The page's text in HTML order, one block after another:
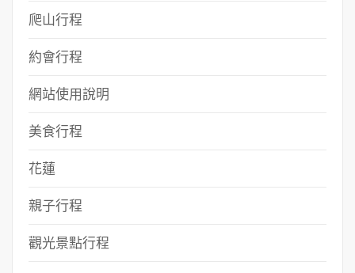
爬山行程
約會行程
網站使用說明
美食行程
花蓮
親子行程
觀光景點行程